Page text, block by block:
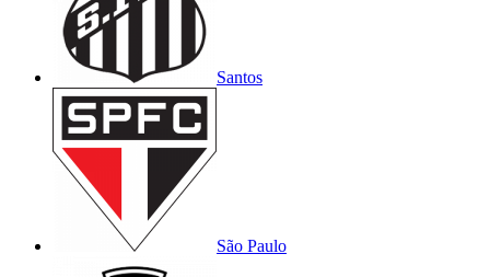
Santos
São Paulo